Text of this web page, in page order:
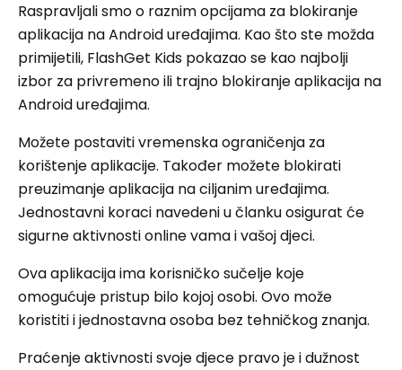
Raspravljali smo o raznim opcijama za blokiranje
aplikacija na Android uređajima. Kao što ste možda
primijetili, FlashGet Kids pokazao se kao najbolji
izbor za privremeno ili trajno blokiranje aplikacija na
Android uređajima.
Možete postaviti vremenska ograničenja za
korištenje aplikacije. Također možete blokirati
preuzimanje aplikacija na ciljanim uređajima.
Jednostavni koraci navedeni u članku osigurat će
sigurne aktivnosti online vama i vašoj djeci.
Ova aplikacija ima korisničko sučelje koje
omogućuje pristup bilo kojoj osobi. Ovo može
koristiti i jednostavna osoba bez tehničkog znanja.
Praćenje aktivnosti svoje djece pravo je i dužnost